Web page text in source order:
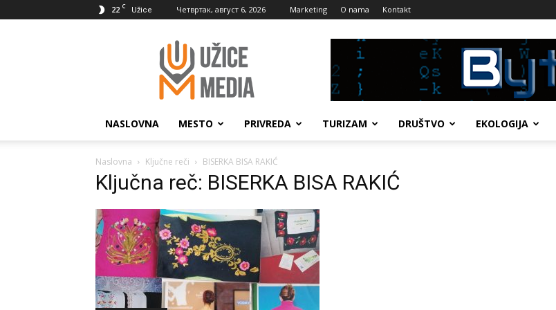
22 C Užice Четвртак, август 6, 2026 Marketing O nama Kontakt
UžiceMedia
NASLOVNA MESTO PRIVREDA TURIZAM DRUŠTVO EKOLOGIJA
Naslovna Ključne reči BISERKA BISA RAKIĆ
Ključna reč: BISERKA BISA RAKIĆ